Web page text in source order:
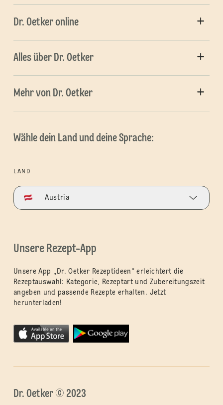
Dr. Oetker online
Alles über Dr. Oetker
Mehr von Dr. Oetker
Wähle dein Land und deine Sprache:
LAND
Austria
Unsere Rezept-App
Unsere App „Dr. Oetker Rezeptideen“ erleichtert die
Rezeptauswahl: Kategorie, Rezeptart und Zubereitungszeit
angeben und passende Rezepte erhalten. Jetzt
herunterladen!
Dr. Oetker © 2023